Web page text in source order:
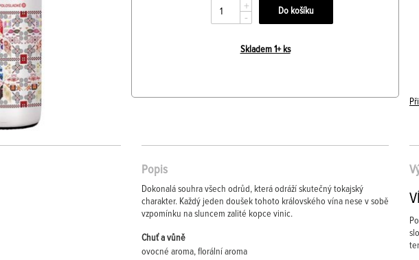
+
-
Skladem 1+ ks
Popis
Dokonalá souhra všech odrůd, která odráží skutečný tokajský
charakter. Každý jeden doušek tohoto královského vína nese v sobě
vzpomínku na sluncem zalité kopce vinic.
Chuť a vůně
ovocné aroma, florální aroma